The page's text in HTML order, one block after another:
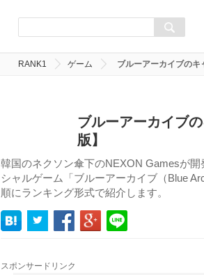
RANK1 ゲーム ブルーアーカイブのキ
ブルーアーカイブ
版】
韓国のネクソン傘下のNEXON Gamesが
シャルゲーム「ブルーアーカイブ（Blue
順にランキング形式で紹介します。
スポンサードリンク